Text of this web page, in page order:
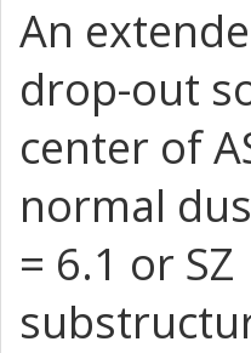
An
drop-out
center of
normal
= 6.1 or SZ